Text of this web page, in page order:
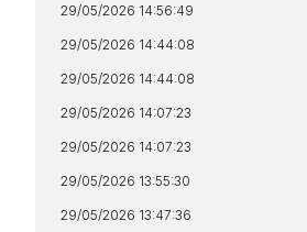
29/05/2026 14:56:49
29/05/2026 14:44:08
29/05/2026 14:44:08
29/05/2026 14:07:23
29/05/2026 14:07:23
29/05/2026 13:55:30
29/05/2026 13:47:36